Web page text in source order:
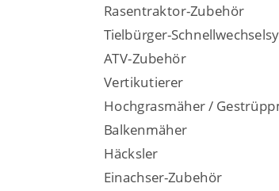
Rasentraktor-Zubehör
Tielbürger-
ATV-Zubehör
Vertikutierer
Hochgrasmäher /
Balkenmäher
Häcksler
Einachser-Zubehör